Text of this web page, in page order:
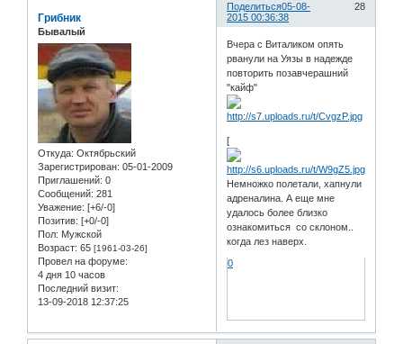
Поделиться 28
05-08-
2015 00:36:38
Грибник
Бывалый
Откуда: Октябрьский
Зарегистрирован: 05-01-2009
Приглашений: 0
Сообщений: 281
Уважение: [+6/-0]
Позитив: [+0/-0]
Пол: Мужской
Возраст: 65 [1961-03-26]
Провел на форуме:
4 дня 10 часов
Последний визит:
13-09-2018 12:37:25
Вчера с Виталиком опять
рванули на Уязы в надежде
повторить позавчерашний
"кайф"
[
Немножко полетали, хапнули
адреналина. А еще мне
удалось более близко
ознакомиться со склоном..
когда лез наверх.
0